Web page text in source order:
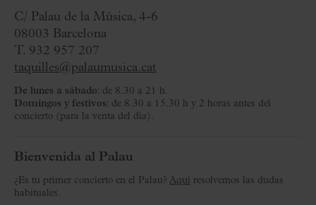
C/ Palau de la Música, 4-6
08003 Barcelona
T. 932 957 207
taquilles@palaumusica.cat
De lunes a sábado: de 8.30 a 21 h.
Domingos y festivos: de 8.30 a 15.30 h y 2 horas antes del
concierto (para la venta del día).
Bienvenida al Palau
¿Es tu primer concierto en el Palau? Aquí resolvemos las dudas
habituales.